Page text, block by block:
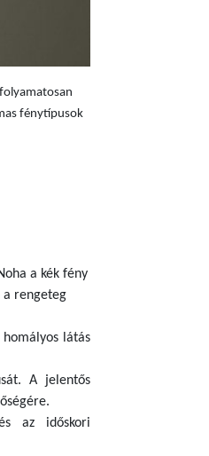
fénytípusok
a kék fény
a rengeteg
látás
A jelentős
az időskori